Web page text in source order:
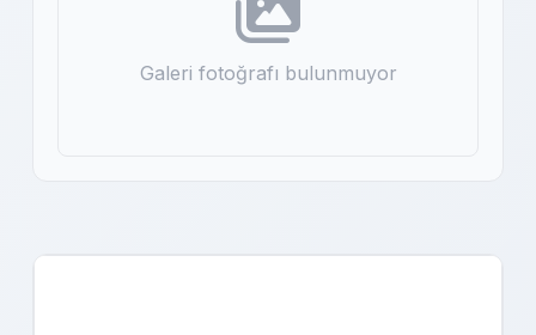
Galeri fotoğrafı bulunmuyor